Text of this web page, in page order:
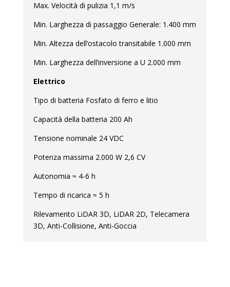
Max. Velocità di pulizia 1,1 m/s
Min. Larghezza di passaggio Generale: 1.400 mm
Min. Altezza dell’ostacolo transitabile 1.000 mm
Min. Larghezza dell’inversione a U 2.000 mm
Elettrico
Tipo di batteria Fosfato di ferro e litio
Capacità della batteria 200 Ah
Tensione nominale 24 VDC
Potenza massima 2.000 W 2,6 CV
Autonomia ≈ 4-6 h
Tempo di ricarica ≈ 5 h
Rilevamento LiDAR 3D, LiDAR 2D, Telecamera
3D, Anti-Collisione, Anti-Goccia